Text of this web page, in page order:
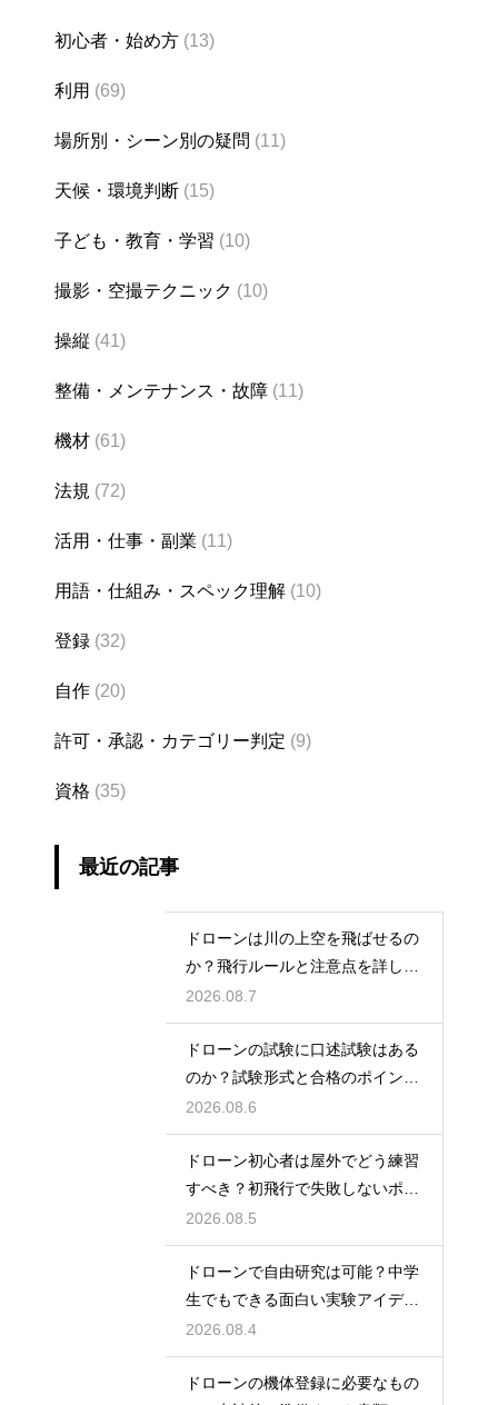
初心者・始め方 (13)
利用 (69)
場所別・シーン別の疑問 (11)
天候・環境判断 (15)
子ども・教育・学習 (10)
撮影・空撮テクニック (10)
操縦 (41)
整備・メンテナンス・故障 (11)
機材 (61)
法規 (72)
活用・仕事・副業 (11)
用語・仕組み・スペック理解 (10)
登録 (32)
自作 (20)
許可・承認・カテゴリー判定 (9)
資格 (35)
最近の記事
ドローンは川の上空を飛ばせるの
か？飛行ルールと注意点を詳しく
解説
2026.08.7
ドローンの試験に口述試験はある
のか？試験形式と合格のポイント
を解説
2026.08.6
ドローン初心者は屋外でどう練習
すべき？初飛行で失敗しないポイ
ント
2026.08.5
ドローンで自由研究は可能？中学
生でもできる面白い実験アイデア
を紹介
2026.08.4
ドローンの機体登録に必要なもの